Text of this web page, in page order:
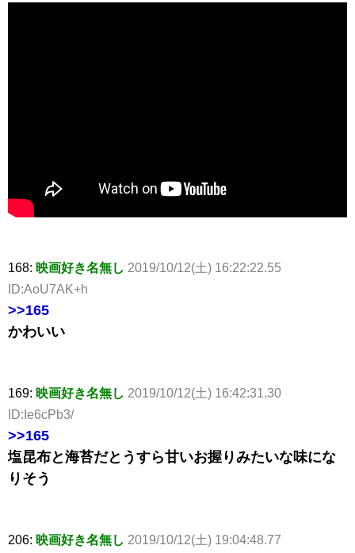
168: 映画好き名無し 2019/10/12(土) 16:22:22.55
ID:AoU7AK+h
>>165
かわいい
169: 映画好き名無し 2019/10/12(土) 16:42:31.30
ID:Ie6cPb3/
>>165
塩昆布と海苔だとうすら甘いお握りみたいな味にな
りそう
206: 映画好き名無し 2019/10/12(土) 19:04:48.77